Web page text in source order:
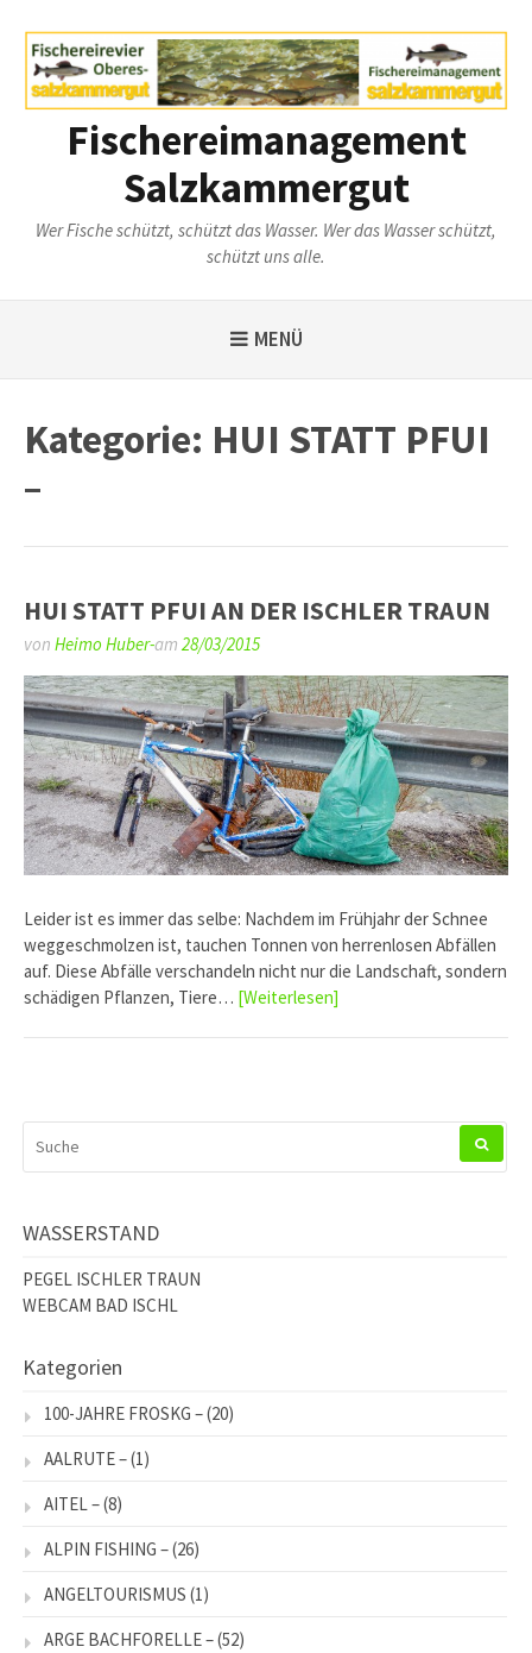
zum
Inhalt
Fischereimanagement
Salzkammergut
Wer Fische schützt, schützt das Wasser. Wer das Wasser schützt,
schützt uns alle.
MENÜ
Kategorie: HUI STATT PFUI
–
HUI STATT PFUI AN DER ISCHLER TRAUN
von Heimo Huber-am 28/03/2015
Leider ist es immer das selbe: Nachdem im Frühjahr der Schnee
weggeschmolzen ist, tauchen Tonnen von herrenlosen Abfällen
auf. Diese Abfälle verschandeln nicht nur die Landschaft, sondern
schädigen Pflanzen, Tiere… [Weiterlesen]
NACH:
WASSERSTAND
PEGEL ISCHLER TRAUN
WEBCAM BAD ISCHL
Kategorien
100-JAHRE FROSKG –(20)
AALRUTE –(1)
AITEL –(8)
ALPIN FISHING –(26)
ANGELTOURISMUS (1)
ARGE BACHFORELLE –(52)